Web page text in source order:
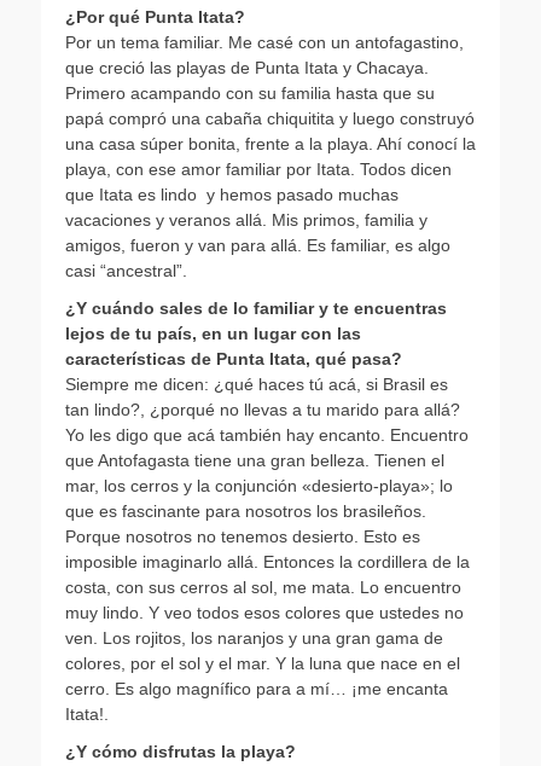
¿Por qué Punta Itata?
Por un tema familiar. Me casé con un antofagastino,
que creció las playas de Punta Itata y Chacaya.
Primero acampando con su familia hasta que su
papá compró una cabaña chiquitita y luego construyó
una casa súper bonita, frente a la playa. Ahí conocí la
playa, con ese amor familiar por Itata. Todos dicen
que Itata es lindo y hemos pasado muchas
vacaciones y veranos allá. Mis primos, familia y
amigos, fueron y van para allá. Es familiar, es algo
casi “ancestral”.
¿Y cuándo sales de lo familiar y te encuentras
lejos de tu país, en un lugar con las
características de Punta Itata, qué pasa?
Siempre me dicen: ¿qué haces tú acá, si Brasil es
tan lindo?, ¿porqué no llevas a tu marido para allá?
Yo les digo que acá también hay encanto. Encuentro
que Antofagasta tiene una gran belleza. Tienen el
mar, los cerros y la conjunción «desierto-playa»; lo
que es fascinante para nosotros los brasileños.
Porque nosotros no tenemos desierto. Esto es
imposible imaginarlo allá. Entonces la cordillera de la
costa, con sus cerros al sol, me mata. Lo encuentro
muy lindo. Y veo todos esos colores que ustedes no
ven. Los rojitos, los naranjos y una gran gama de
colores, por el sol y el mar. Y la luna que nace en el
cerro. Es algo magnífico para a mí… ¡me encanta
Itata!.
¿Y cómo disfrutas la playa?